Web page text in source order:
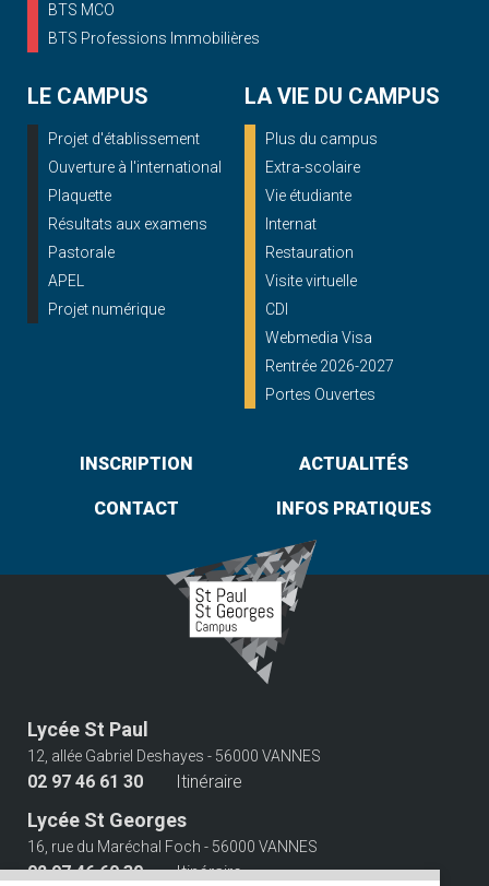
BTS MCO
BTS Professions Immobilières
LE CAMPUS
Projet d'établissement
Ouverture à l'international
Plaquette
Résultats aux examens
Pastorale
APEL
Projet numérique
LA VIE DU CAMPUS
Plus du campus
Extra-scolaire
Vie étudiante
Internat
Restauration
Visite virtuelle
CDI
Webmedia Visa
Rentrée 2026-2027
Portes Ouvertes
INSCRIPTION ACTUALITÉS
CONTACT INFOS PRATIQUES
Lycée St Paul
12, allée Gabriel Deshayes - 56000 VANNES
02 97 46 61 30 Itinéraire
Lycée St Georges
16, rue du Maréchal Foch - 56000 VANNES
02 97 46 60 30 Itinéraire